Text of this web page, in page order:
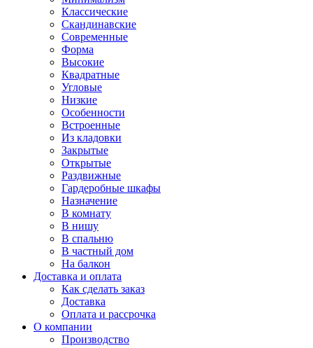
Классические
Скандинавские
Современные
Форма
Высокие
Квадратные
Угловые
Низкие
Особенности
Встроенные
Из кладовки
Закрытые
Открытые
Раздвижные
Гардеробные шкафы
Назначение
В комнату
В нишу
В спальню
В частный дом
На балкон
Доставка и оплата
Как сделать заказ
Доставка
Оплата и рассрочка
О компании
Производство